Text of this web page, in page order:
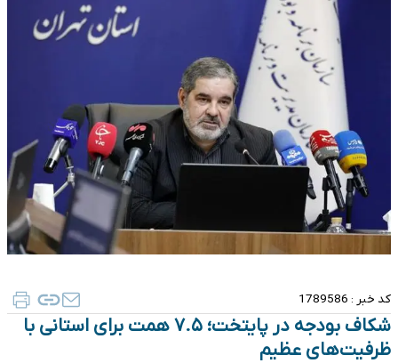
کد خبر : 1789586
شکاف بودجه در پایتخت؛ ۷.۵ همت برای استانی با
ظرفیت‌های عظیم